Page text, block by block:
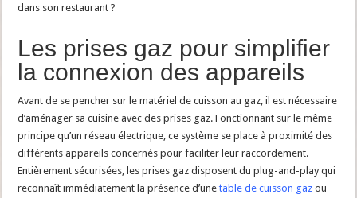
dans son restaurant ?
Les prises gaz pour simplifier
la connexion des appareils
Avant de se pencher sur le matériel de cuisson au gaz, il est nécessaire
d’aménager sa cuisine avec des prises gaz. Fonctionnant sur le même
principe qu’un réseau électrique, ce système se place à proximité des
différents appareils concernés pour faciliter leur raccordement.
Entièrement sécurisées, les prises gaz disposent du plug-and-play qui
reconnaît immédiatement la présence d’unetable de cuisson gaz ou